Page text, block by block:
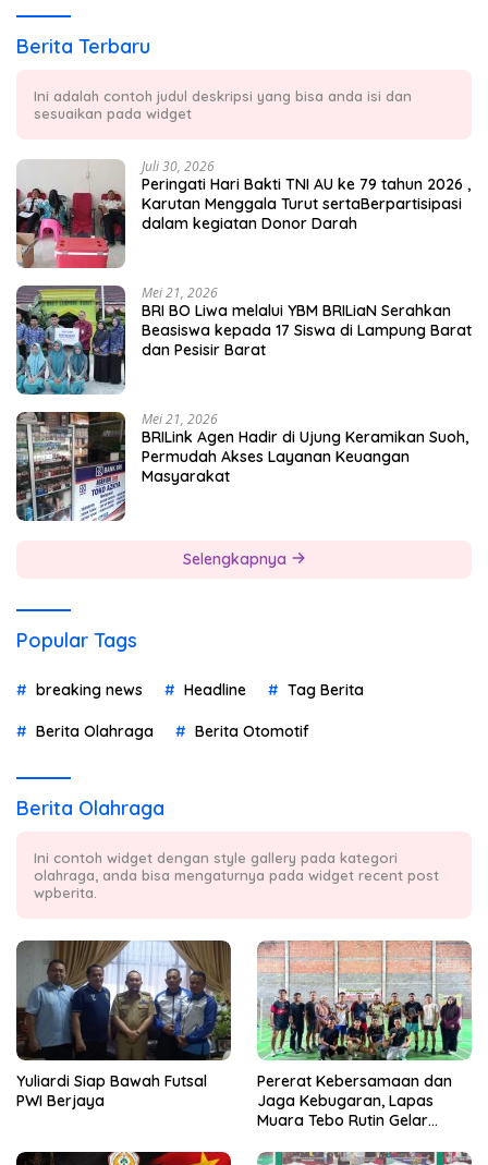
Berita Terbaru
Ini adalah contoh judul deskripsi yang bisa anda isi dan
sesuaikan pada widget
Juli 30, 2026
Peringati Hari Bakti TNI AU ke 79 tahun 2026 ,
Karutan Menggala Turut sertaBerpartisipasi
dalam kegiatan Donor Darah
Mei 21, 2026
BRI BO Liwa melalui YBM BRILiaN Serahkan
Beasiswa kepada 17 Siswa di Lampung Barat
dan Pesisir Barat
Mei 21, 2026
BRILink Agen Hadir di Ujung Keramikan Suoh,
Permudah Akses Layanan Keuangan
Masyarakat
Selengkapnya
Popular Tags
breaking news Headline Tag Berita
Berita Olahraga Berita Otomotif
Berita Olahraga
Ini contoh widget dengan style gallery pada kategori
olahraga, anda bisa mengaturnya pada widget recent post
wpberita.
Yuliardi Siap Bawah Futsal
PWI Berjaya
Pererat Kebersamaan dan
Jaga Kebugaran, Lapas
Muara Tebo Rutin Gelar